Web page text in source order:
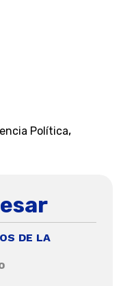
Política,
DE LA